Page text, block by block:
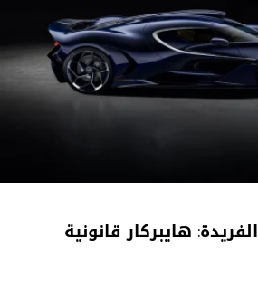
Bugatti Destrier الفريدة: هايبركار قانونية